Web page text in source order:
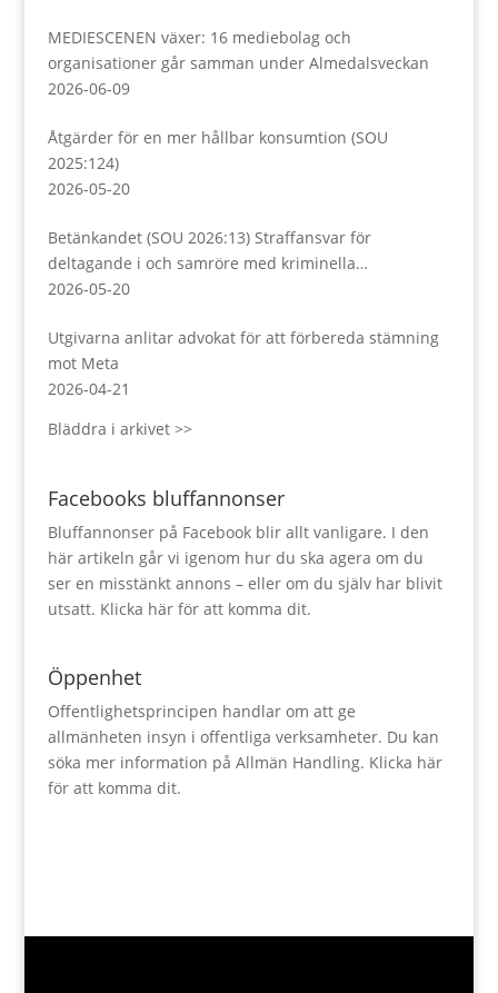
MEDIESCENEN växer: 16 mediebolag och
organisationer går samman under Almedalsveckan
2026-06-09
Åtgärder för en mer hållbar konsumtion (SOU
2025:124)
2026-05-20
Betänkandet (SOU 2026:13) Straffansvar för
deltagande i och samröre med kriminella
sammanslutningar
2026-05-20
Utgivarna anlitar advokat för att förbereda stämning
mot Meta
2026-04-21
Bläddra i arkivet >>
Facebooks bluffannonser
Bluffannonser på Facebook blir allt vanligare. I den
här artikeln går vi igenom hur du ska agera om du
ser en misstänkt annons – eller om du själv har blivit
utsatt. Klicka här för att komma dit.
Öppenhet
Offentlighetsprincipen handlar om att ge
allmänheten insyn i offentliga verksamheter. Du kan
söka mer information på Allmän Handling. Klicka här
för att komma dit.